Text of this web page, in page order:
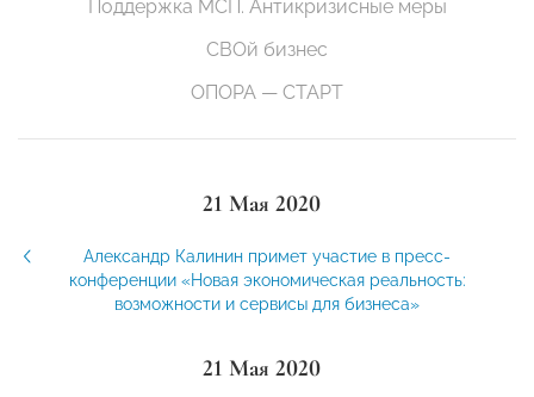
Поддержка МСП. Антикризисные меры
СВОй бизнес
ОПОРА — СТАРТ
21 Мая 2020
Александр Калинин примет участие в пресс-
конференции «Новая экономическая реальность:
возможности и сервисы для бизнеса»
21 Мая 2020